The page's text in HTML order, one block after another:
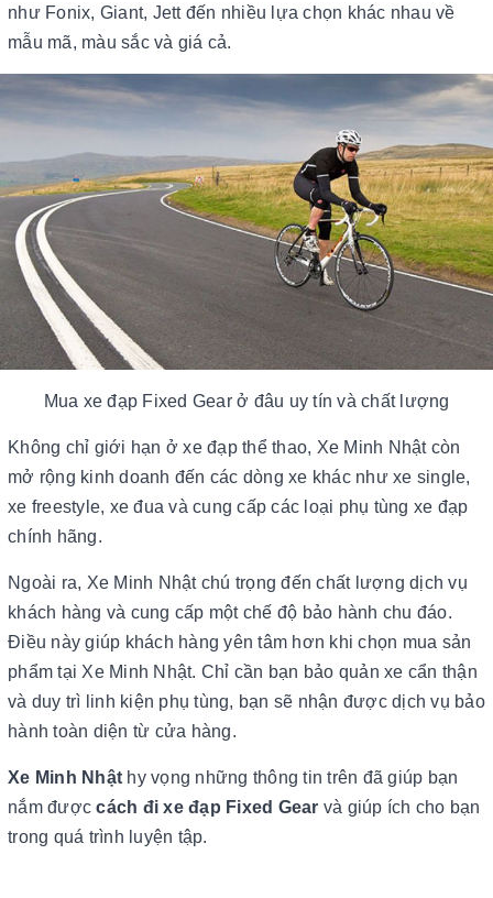
như Fonix, Giant, Jett đến nhiều lựa chọn khác nhau về
mẫu mã, màu sắc và giá cả.
Mua xe đạp Fixed Gear ở đâu uy tín và chất lượng
Không chỉ giới hạn ở xe đạp thể thao, Xe Minh Nhật còn
mở rộng kinh doanh đến các dòng xe khác như xe single,
xe freestyle, xe đua và cung cấp các loại phụ tùng xe đạp
chính hãng.
Ngoài ra, Xe Minh Nhật chú trọng đến chất lượng dịch vụ
khách hàng và cung cấp một chế độ bảo hành chu đáo.
Điều này giúp khách hàng yên tâm hơn khi chọn mua sản
phẩm tại Xe Minh Nhật. Chỉ cần bạn bảo quản xe cẩn thận
và duy trì linh kiện phụ tùng, bạn sẽ nhận được dịch vụ bảo
hành toàn diện từ cửa hàng.
Xe Minh Nhật hy vọng những thông tin trên đã giúp bạn
nắm đượccách đi xe đạp Fixed Gear và giúp ích cho bạn
trong quá trình luyện tập.